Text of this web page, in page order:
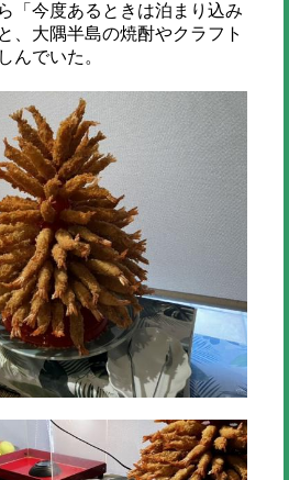
「今度あるときは泊まり込み
、大隅半島の焼酎やクラフト
んでいた。